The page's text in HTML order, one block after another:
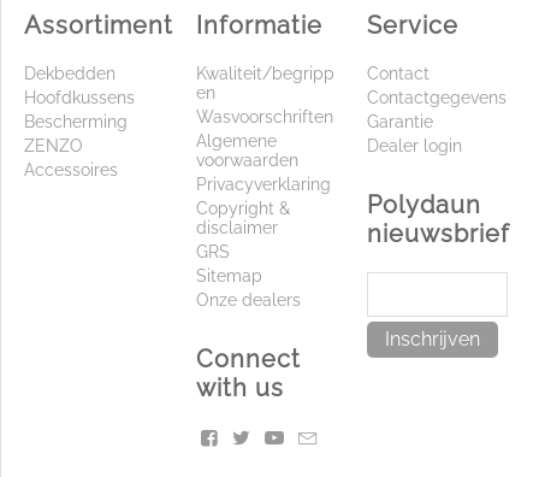
Assortiment
Dekbedden
Hoofdkussens
Bescherming
ZENZO
Accessoires
Informatie
Kwaliteit/begripp
en
Wasvoorschriften
Algemene
voorwaarden
Privacyverklaring
Copyright &
disclaimer
GRS
Sitemap
Onze dealers
Connect
with us
Service
Contact
Contactgegevens
Garantie
Dealer login
Polydaun
nieuwsbrief
Inschrijven